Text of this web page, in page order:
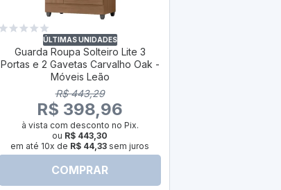
ÚLTIMAS UNIDADES
Guarda Roupa Solteiro Lite 3
Portas e 2 Gavetas Carvalho Oak -
Móveis Leão
R$ 443,29
R$ 398,96
à vista com desconto no Pix.
ou R$ 443,30
em até 10x de R$ 44,33 sem juros
COMPRAR